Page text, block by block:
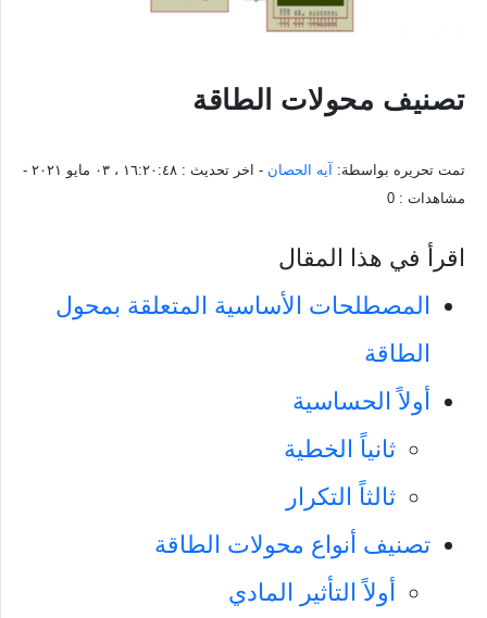
تصنيف محولات الطاقة
تمت تحريره بواسطة: آيه الحصان - اخر تحديث : ١٦:٢٠:٤٨ ، ٠٣ مايو ٢٠٢١
-
مشاهدات : 0
اقرأ في هذا المقال
المصطلحات الأساسية المتعلقة بمحول
الطاقة
أولاً الحساسية
ثانياً الخطية
ثالثاً التكرار
تصنيف أنواع محولات الطاقة
أولاً التأثير المادي